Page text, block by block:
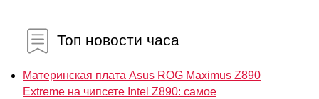
Топ новости часа
Материнская плата Asus ROG Maximus Z890
Extreme на чипсете Intel Z890: самое